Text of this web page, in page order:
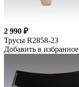
2 990 ₽
Трусы R2858-23
Добавить в избранное